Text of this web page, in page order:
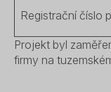
Registrační číslo
Projekt byl
firmy na